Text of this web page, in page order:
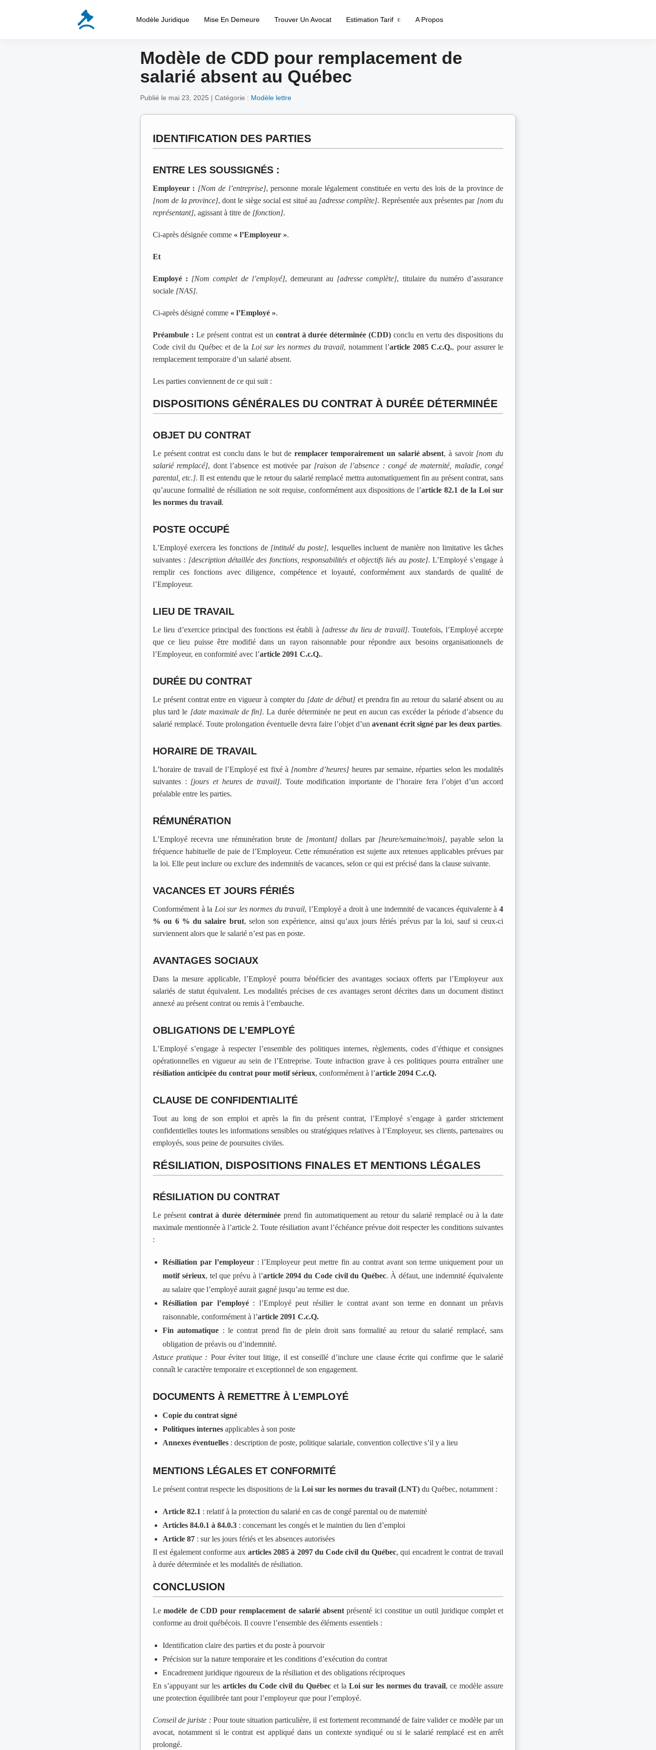
Modèle Juridique Mise En Demeure Trouver Un Avocat Estimation Tarif A Propos
Modèle de CDD pour remplacement de
salarié absent au Québec
Publié le mai 23, 2025 | Catégorie : Modèle lettre
IDENTIFICATION DES PARTIES
ENTRE LES SOUSSIGNÉS :
Employeur : [Nom de l’entreprise], personne morale légalement constituée en vertu des lois de la province de
[nom de la province], dont le siège social est situé au [adresse complète]. Représentée aux présentes par [nom du
représentant], agissant à titre de [fonction].
Ci-après désignée comme « l’Employeur ».
Et
Employé : [Nom complet de l’employé], demeurant au [adresse complète], titulaire du numéro d’assurance
sociale [NAS].
Ci-après désigné comme « l’Employé ».
Préambule : Le présent contrat est un contrat à durée déterminée (CDD) conclu en vertu des dispositions du
Code civil du Québec et de la Loi sur les normes du travail, notamment l’article 2085 C.c.Q., pour assurer le
remplacement temporaire d’un salarié absent.
Les parties conviennent de ce qui suit :
DISPOSITIONS GÉNÉRALES DU CONTRAT À DURÉE DÉTERMINÉE
OBJET DU CONTRAT
Le présent contrat est conclu dans le but de remplacer temporairement un salarié absent, à savoir [nom du
salarié remplacé], dont l’absence est motivée par [raison de l’absence : congé de maternité, maladie, congé
parental, etc.]. Il est entendu que le retour du salarié remplacé mettra automatiquement fin au présent contrat, sans
qu’aucune formalité de résiliation ne soit requise, conformément aux dispositions de l’article 82.1 de la Loi sur
les normes du travail.
POSTE OCCUPÉ
L’Employé exercera les fonctions de [intitulé du poste], lesquelles incluent de manière non limitative les tâches
suivantes : [description détaillée des fonctions, responsabilités et objectifs liés au poste]. L’Employé s’engage à
remplir ces fonctions avec diligence, compétence et loyauté, conformément aux standards de qualité de
l’Employeur.
LIEU DE TRAVAIL
Le lieu d’exercice principal des fonctions est établi à [adresse du lieu de travail]. Toutefois, l’Employé accepte
que ce lieu puisse être modifié dans un rayon raisonnable pour répondre aux besoins organisationnels de
l’Employeur, en conformité avec l’article 2091 C.c.Q..
DURÉE DU CONTRAT
Le présent contrat entre en vigueur à compter du [date de début]et prendra fin au retour du salarié absent ou au
plus tard le [date maximale de fin]. La durée déterminée ne peut en aucun cas excéder la période d’absence du
salarié remplacé. Toute prolongation éventuelle devra faire l’objet d’un avenant écrit signé par les deux parties.
HORAIRE DE TRAVAIL
L’horaire de travail de l’Employé est fixé à [nombre d’heures] heures par semaine, réparties selon les modalités
suivantes : [jours et heures de travail]. Toute modification importante de l’horaire fera l’objet d’un accord
préalable entre les parties.
RÉMUNÉRATION
L’Employé recevra une rémunération brute de [montant] dollars par [heure/semaine/mois], payable selon la
fréquence habituelle de paie de l’Employeur. Cette rémunération est sujette aux retenues applicables prévues par
la loi. Elle peut inclure ou exclure des indemnités de vacances, selon ce qui est précisé dans la clause suivante.
VACANCES ET JOURS FÉRIÉS
Conformément à la Loi sur les normes du travail, l’Employé a droit à une indemnité de vacances équivalente à4
% ou 6 % du salaire brut, selon son expérience, ainsi qu’aux jours fériés prévus par la loi, sauf si ceux-ci
surviennent alors que le salarié n’est pas en poste.
AVANTAGES SOCIAUX
Dans la mesure applicable, l’Employé pourra bénéficier des avantages sociaux offerts par l’Employeur aux
salariés de statut équivalent. Les modalités précises de ces avantages seront décrites dans un document distinct
annexé au présent contrat ou remis à l’embauche.
OBLIGATIONS DE L’EMPLOYÉ
L’Employé s’engage à respecter l’ensemble des politiques internes, règlements, codes d’éthique et consignes
opérationnelles en vigueur au sein de l’Entreprise. Toute infraction grave à ces politiques pourra entraîner une
résiliation anticipée du contrat pour motif sérieux, conformément à l’article 2094 C.c.Q.
CLAUSE DE CONFIDENTIALITÉ
Tout au long de son emploi et après la fin du présent contrat, l’Employé s’engage à garder strictement
confidentielles toutes les informations sensibles ou stratégiques relatives à l’Employeur, ses clients, partenaires ou
employés, sous peine de poursuites civiles.
RÉSILIATION, DISPOSITIONS FINALES ET MENTIONS LÉGALES
RÉSILIATION DU CONTRAT
Le présent contrat à durée déterminée prend fin automatiquement au retour du salarié remplacé ou à la date
maximale mentionnée à l’article 2. Toute résiliation avant l’échéance prévue doit respecter les conditions suivantes
:
Résiliation par l’employeur: l’Employeur peut mettre fin au contrat avant son terme uniquement pour un
motif sérieux, tel que prévu à l’article 2094 du Code civil du Québec. À défaut, une indemnité équivalente
au salaire que l’employé aurait gagné jusqu’au terme est due.
Résiliation par l’employé: l’Employé peut résilier le contrat avant son terme en donnant un préavis
raisonnable, conformément à l’article 2091 C.c.Q.
Fin automatique : le contrat prend fin de plein droit sans formalité au retour du salarié remplacé, sans
obligation de préavis ou d’indemnité.
Astuce pratique : Pour éviter tout litige, il est conseillé d’inclure une clause écrite qui confirme que le salarié
connaît le caractère temporaire et exceptionnel de son engagement.
DOCUMENTS À REMETTRE À L’EMPLOYÉ
Copie du contrat signé
Politiques internes applicables à son poste
Annexes éventuelles : description de poste, politique salariale, convention collective s’il y a lieu
MENTIONS LÉGALES ET CONFORMITÉ
Le présent contrat respecte les dispositions de la Loi sur les normes du travail (LNT) du Québec, notamment :
Article 82.1 : relatif à la protection du salarié en cas de congé parental ou de maternité
Articles 84.0.1 à 84.0.3 : concernant les congés et le maintien du lien d’emploi
Article 87 : sur les jours fériés et les absences autorisées
Il est également conforme aux articles 2085 à 2097 du Code civil du Québec, qui encadrent le contrat de travail
à durée déterminée et les modalités de résiliation.
CONCLUSION
Lemodèle de CDD pour remplacement de salarié absent présenté ici constitue un outil juridique complet et
conforme au droit québécois. Il couvre l’ensemble des éléments essentiels :
Identification claire des parties et du poste à pourvoir
Précision sur la nature temporaire et les conditions d’exécution du contrat
Encadrement juridique rigoureux de la résiliation et des obligations réciproques
En s’appuyant sur les articles du Code civil du Québec et la Loi sur les normes du travail, ce modèle assure
une protection équilibrée tant pour l’employeur que pour l’employé.
Conseil de juriste : Pour toute situation particulière, il est fortement recommandé de faire valider ce modèle par un
avocat, notamment si le contrat est appliqué dans un contexte syndiqué ou si le salarié remplacé est en arrêt
prolongé.